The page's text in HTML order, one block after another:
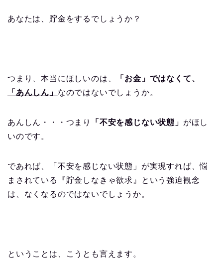
あなたは、貯金をするでしょうか？
つまり、本当にほしいのは、
「お金」ではなくて、
「あんしん」 なのではないでしょうか。
あんしん・・・つまり 「不安を感じない状態」 がほし
いのです。
であれば、「不安を感じない状態」が実現すれば、悩
まされている『貯金しなきゃ欲求』という強迫観念
は、なくなるのではないでしょうか。
ということは、こうとも言えます。